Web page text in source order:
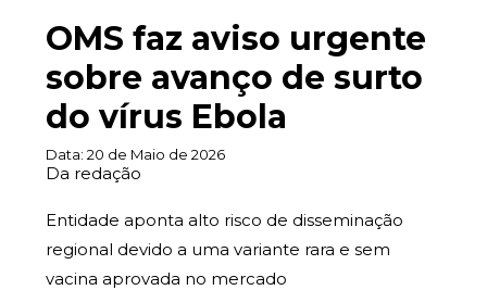
OMS faz aviso urgente
sobre avanço de surto
do vírus Ebola
Data: 20 de Maio de 2026
Da redação
Entidade aponta alto risco de disseminação
regional devido a uma variante rara e sem
vacina aprovada no mercado